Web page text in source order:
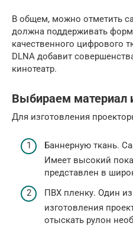
В общем, можно отметить
должна поддерживать
качественного цифрового
DLNA добавит
кинотеатр.
Выбираем материал
Для изготовления
Баннерную ткань.
Имеет высокий
представлен в
ПВХ пленку. Один
изготовления
отыскать рулон